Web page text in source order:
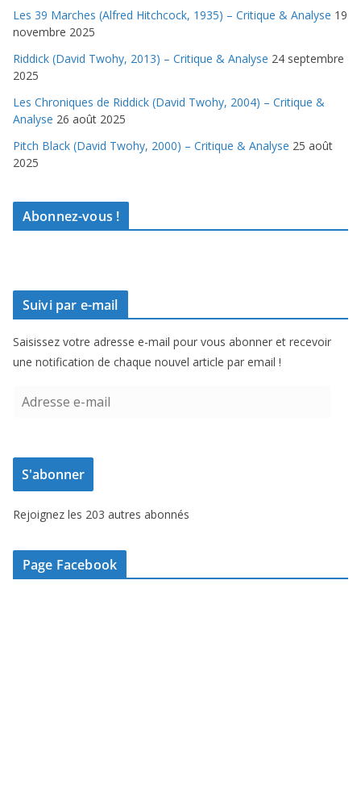
Les 39 Marches (Alfred Hitchcock, 1935) – Critique & Analyse 19
novembre 2025
Riddick (David Twohy, 2013) – Critique & Analyse 24 septembre
2025
Les Chroniques de Riddick (David Twohy, 2004) – Critique &
Analyse 26 août 2025
Pitch Black (David Twohy, 2000) – Critique & Analyse 25 août
2025
Abonnez-vous !
Suivi par e-mail
Saisissez votre adresse e-mail pour vous abonner et recevoir
une notification de chaque nouvel article par email !
e
s
e
-
m
S'abonner
Rejoignez les 203 autres abonnés
Page Facebook